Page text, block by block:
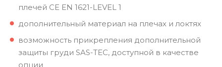
плечей CE EN 1621-LEVEL 1
дополнительный материал на плечах и локтях
возможность прикрепления дополнительной
защиты груди SAS-TEC, доступной в качестве
опции